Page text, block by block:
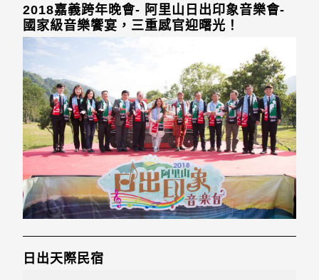
2018嘉義跨年晚會- 阿里山日出印象音樂會-
國家級音樂饗宴，三重感官迎曙光！
日出天際民宿